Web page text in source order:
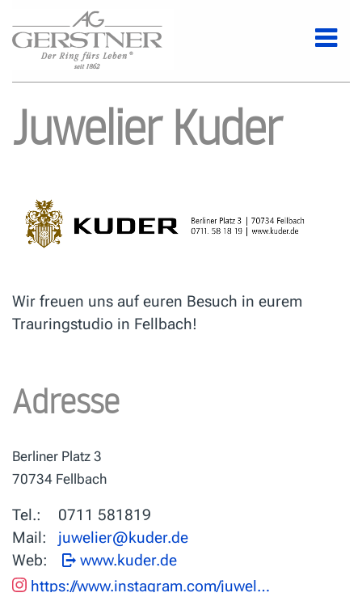
Juwelier Kuder
Wir freuen uns auf euren Besuch in eurem
Trauringstudio in Fellbach!
Adresse
Berliner Platz 3
70734 Fellbach
Tel.:
0711 581819
Mail:
Web:
www.kuder.de
https://www.instagram.com/juwelierkuder/